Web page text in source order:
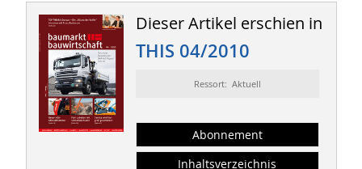
Dieser Artikel erschien in
THIS 04/2010
Ressort: Aktuell
Abonnement
Inhaltsverzeichnis